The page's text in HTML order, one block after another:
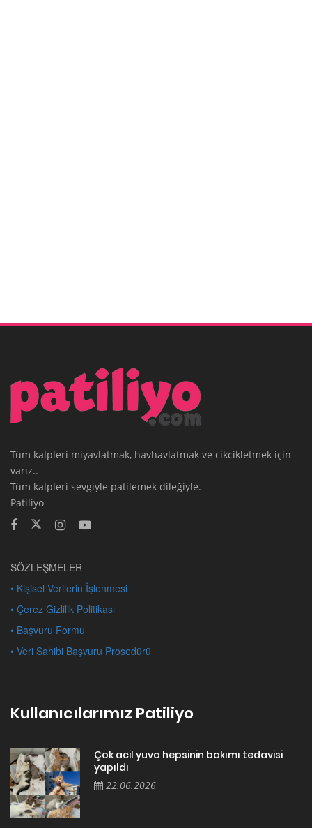
Tüm kalpleri miyavlatmak, havhavlatmak ve cikcikletmek için
varız..
Tüm kalpleri sevgiyle patilemek dileğiyle.
Patiliyo
SÖZLEŞMELER
• Kişisel Verilerin İşlenmesi
• Çerez Gizlilik Politikası
• Başvuru Formu
• Veri Sahibi Başvuru Prosedürü
Kullanıcılarımız Patiliyo
Çok acil yuva hepsinin bakımı tedavisi
yapıldı
22.06.2026